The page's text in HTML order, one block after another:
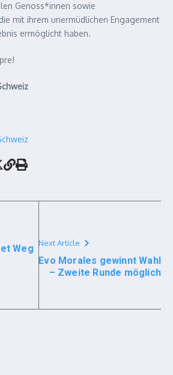
Genoss*innen sowie
mit ihrem unermüdlichen Engagement
ermöglicht haben.
Weg
Next Article
Evo Morales gewinnt Wahl
– Zweite Runde möglich